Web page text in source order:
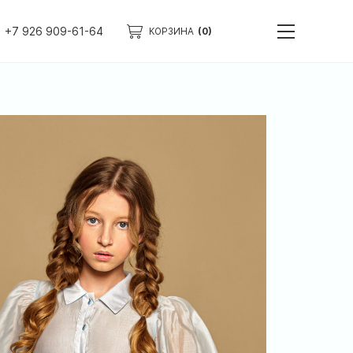
+7 926 909-61-64 КОРЗИНА (0)